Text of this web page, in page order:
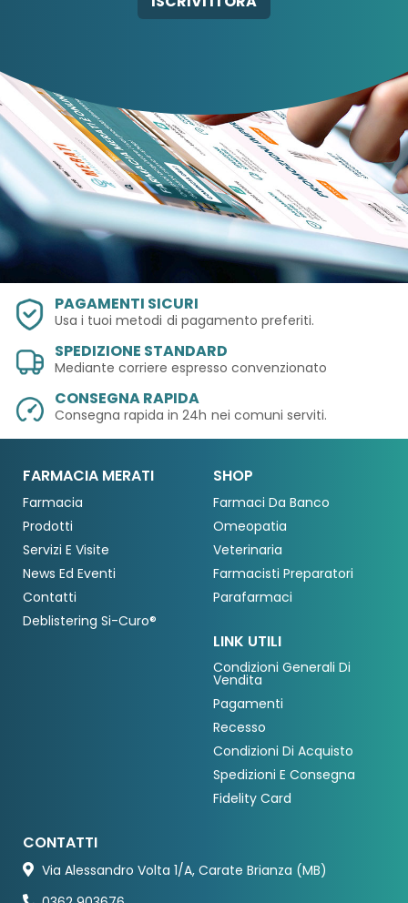
PAGAMENTI SICURI
Usa i tuoi metodi di pagamento preferiti.
SPEDIZIONE STANDARD
Mediante corriere espresso convenzionato
CONSEGNA RAPIDA
Consegna rapida in 24h nei comuni serviti.
FARMACIA MERATI
Farmacia
Prodotti
Servizi E Visite
News Ed Eventi
Contatti
Deblistering Si-Curo®
SHOP
Farmaci Da Banco
Omeopatia
Veterinaria
Farmacisti Preparatori
Parafarmaci
LINK UTILI
Condizioni Generali Di
Vendita
Pagamenti
Recesso
Condizioni Di Acquisto
Spedizioni E Consegna
Fidelity Card
CONTATTI
Via Alessandro Volta 1/A, Carate Brianza (MB)